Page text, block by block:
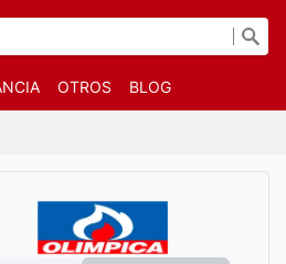
OTROS BLOG